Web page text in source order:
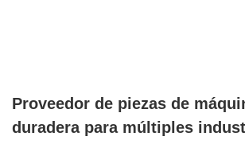
Proveedor de piezas de
duradera para múltiples